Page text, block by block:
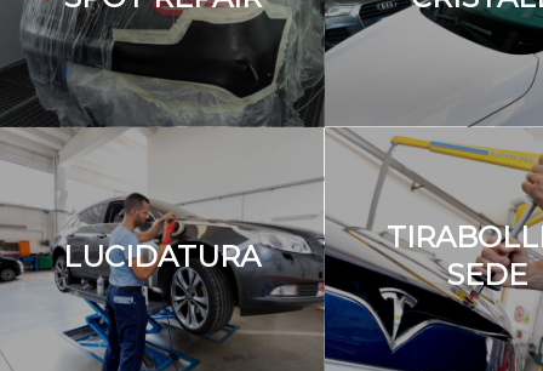
LUCIDATURA
SEDE